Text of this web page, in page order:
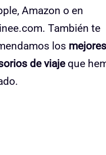
Amazon o en
También te
los mejores
de viajeque